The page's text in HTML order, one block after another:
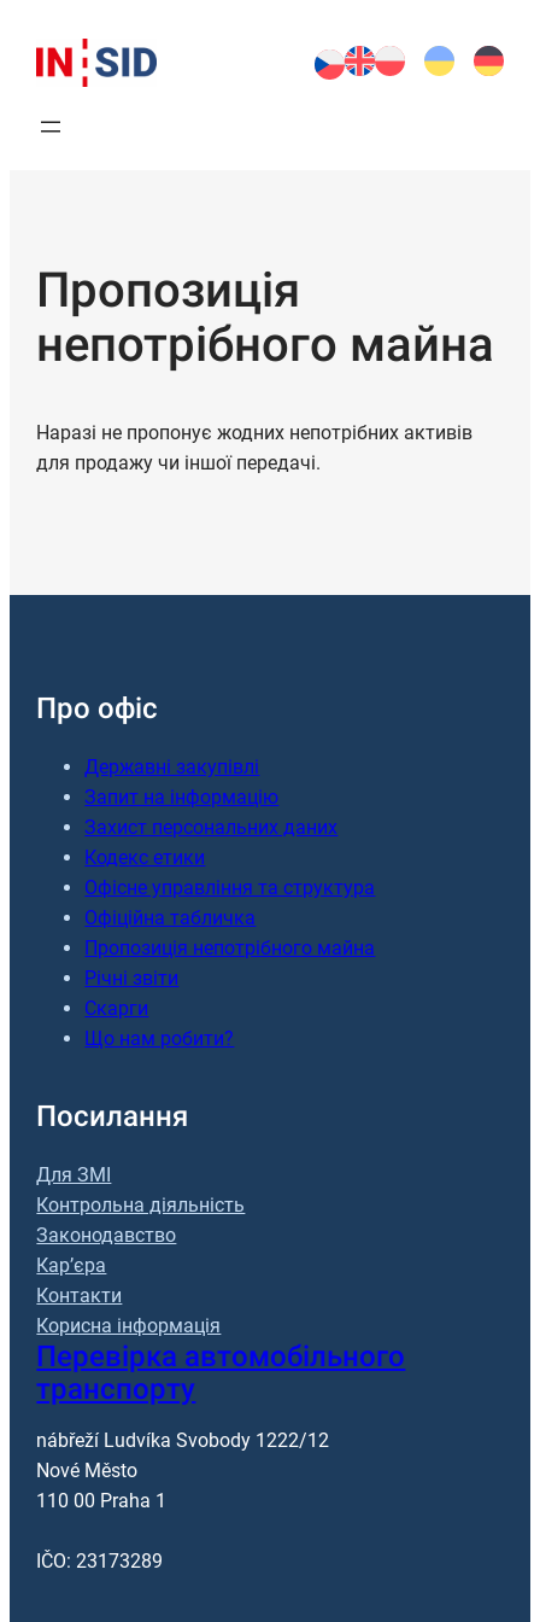
Пропозиція
непотрібного майна
Наразі не пропонує жодних непотрібних активів
для продажу чи іншої передачі.
Про офіс
Державні закупівлі
Запит на інформацію
Захист персональних даних
Кодекс етики
Офісне управління та структура
Офіційна табличка
Пропозиція непотрібного майна
Річні звіти
Скарги
Що нам робити?
Посилання
Для ЗМІ
Контрольна діяльність
Законодавство
Кар’єра
Контакти
Корисна інформація
Перевірка автомобільного
транспорту
nábřeží Ludvíka Svobody 1222/12
Nové Město
110 00 Praha 1
IČO: 23173289